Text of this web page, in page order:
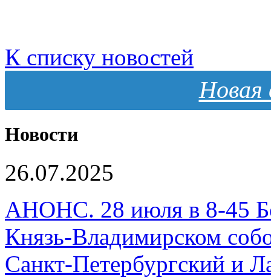
К списку новостей
Новая
Новости
26.07.2025
АНОНС. 28 июля в 8-45
Князь-Владимирском
Санкт-Петербургский и